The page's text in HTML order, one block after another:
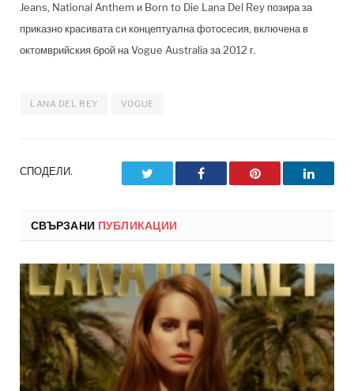
Jeans, National Anthem и Born to Die Lana Del Rey позира за
приказно красивата си концептуална фотосесия, включена в
октомврийския брой на Vogue Australia за 2012 г.
LANA DEL REY VOGUE
СПОДЕЛИ. Facebook Pinterest
СВЪРЗАНИ ПУБЛИКАЦИИ